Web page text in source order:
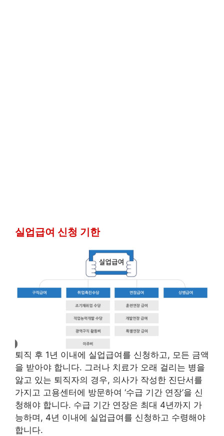
실업급여 신청 기한
퇴직 후 1년 이내에 실업급여를 신청하고, 모든 금액
을 받아야 합니다. 그러나 치료가 오래 걸리는 병을
앓고 있는 퇴직자의 경우, 의사가 작성한 진단서를
가지고 고용센터에 방문하여 ‘수급 기간 연장’을 신
청해야 합니다. 수급 기간 연장은 최대 4년까지 가
능하며, 4년 이내에 실업급여를 신청하고 수령해야
합니다.